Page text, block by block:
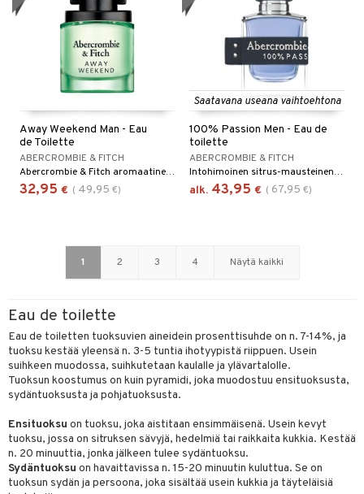
Away Weekend Man - Eau
de Toilette
ABERCROMBIE & FITCH
Abercrombie & Fitch aromaatinen ja raikas eau de toilette
32,95 € ( 49,95 €)
Saatavana useana vaihtoehtona
100% Passion Men - Eau de
toilette
ABERCROMBIE & FITCH
Intohimoinen sitrus-mausteinen eau de toilette Abercrombie & Fitchiltä.
alk. 43,95 € ( 67,95 €)
1 2 3 4 Näytä kaikki
Eau de toilette
Eau de toiletten tuoksuvien aineidein prosenttisuhde on n. 7-14%, ja
tuoksu kestää yleensä n. 3-5 tuntia ihotyypistä riippuen. Usein
suihkeen muodossa, suihkutetaan kaulalle ja ylävartalolle.
Tuoksun koostumus on kuin pyramidi, joka muodostuu ensituoksusta,
sydäntuoksusta ja pohjatuoksusta.
Ensituoksu on tuoksu, joka aistitaan ensimmäisenä. Usein kevyt
tuoksu, jossa on sitruksen sävyjä, hedelmiä tai raikkaita kukkia. Kestää
n. 20 minuuttia, jonka jälkeen tulee sydäntuoksu.
Sydäntuoksu on havaittavissa n. 15-20 minuutin kuluttua. Se on
tuoksun sydän ja persoona, joka sisältää usein kukkia ja täyteläisiä